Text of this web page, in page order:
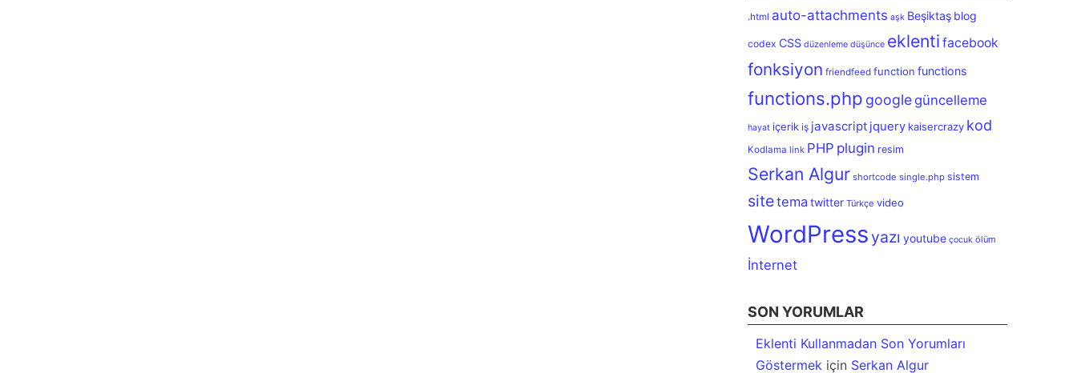
.html auto-attachments aşk Beşiktaş blog
codex CSS düzenleme düşünce eklenti facebook
fonksiyon friendfeed function functions
functions.php googlegüncelleme
hayat içerik iş javascript jquery kaisercrazy kod
Kodlama link PHP plugin resim
Serkan Algur shortcode single.php sistem
sitetema twitter Türkçe video
WordPressyazı youtube çocuk ölüm
İnternet
SON YORUMLAR
Eklenti Kullanmadan Son Yorumları
Göstermekiçin Serkan Algur